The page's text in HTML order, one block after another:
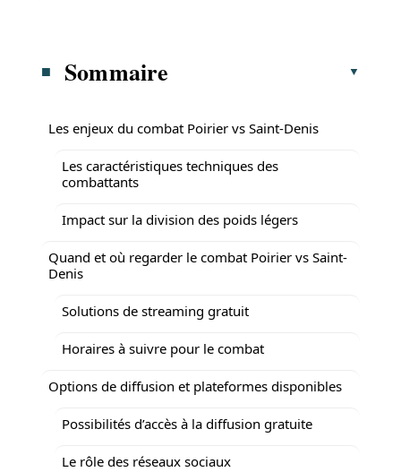
Sommaire
Les enjeux du combat Poirier vs Saint-Denis
Les caractéristiques techniques des
combattants
Impact sur la division des poids légers
Quand et où regarder le combat Poirier vs Saint-
Denis
Solutions de streaming gratuit
Horaires à suivre pour le combat
Options de diffusion et plateformes disponibles
Possibilités d’accès à la diffusion gratuite
Le rôle des réseaux sociaux